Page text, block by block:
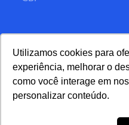
Utilizamos cookies para
experiência, melhorar o
como você interage em
personalizar conteúdo.
Feito por
©